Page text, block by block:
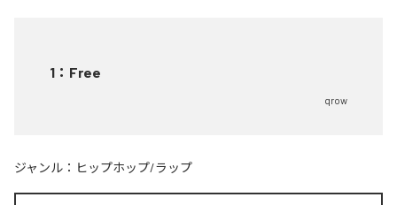
1 ： Free
qrow
ジャンル： ヒップホップ/ラップ